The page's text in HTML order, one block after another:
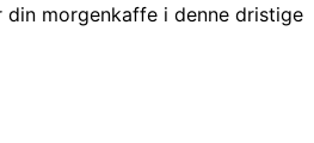
morgenkaffe i denne dristige